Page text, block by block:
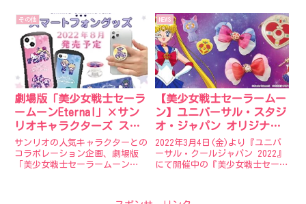
わいいステーショナリーグッズの
発売が決定！アイテムのラインナ
ップは『メモミニセット』『ミニ
レターセット』『付箋メモ』
『ク...
ーは今でも根強い人気を誇り、広
い年齢層に支持されています。そ
の作品も今年で40周年を迎えま
す。40周年記念として、当...
その他
劇場版「美少女戦士セーラ
ームーンEternal」×サン
リオキャラクターズ スマ
ートフォングッズ7月に登
場！
サンリオの人気キャラクターとの
コラボレーション企画、劇場版
「美少女戦士セーラームーン
NEWS
【美少女戦士セーラームー
ン】ユニバーサル・スタジ
オ・ジャパン オリジナル
グッズがオンライン販売決
定！
2022年3月4日(金)より『ユニバ
ーサル・クールジャパン 2022』
にて開催中の『美少女戦士セーラ